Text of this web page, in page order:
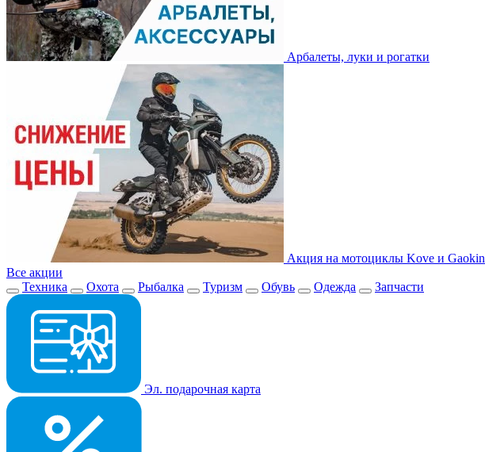
Арбалеты, луки и рогатки
Акция на мотоциклы Kove и Gaokin
Все акции
Техника
Охота Рыбалка Туризм Обувь Одежда Запчасти
Эл. подарочная карта